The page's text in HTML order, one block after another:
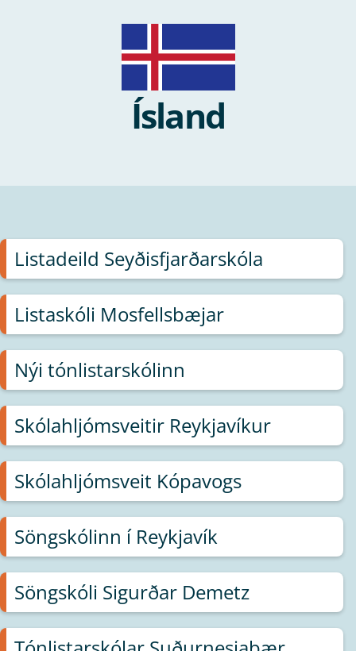
Ísland
Listadeild Seyðisfjarðarskóla
Listaskóli Mosfellsbæjar
Nýi tónlistarskólinn
Skólahljómsveitir Reykjavíkur
Skólahljómsveit Kópavogs
Söngskólinn í Reykjavík
Söngskóli Sigurðar Demetz